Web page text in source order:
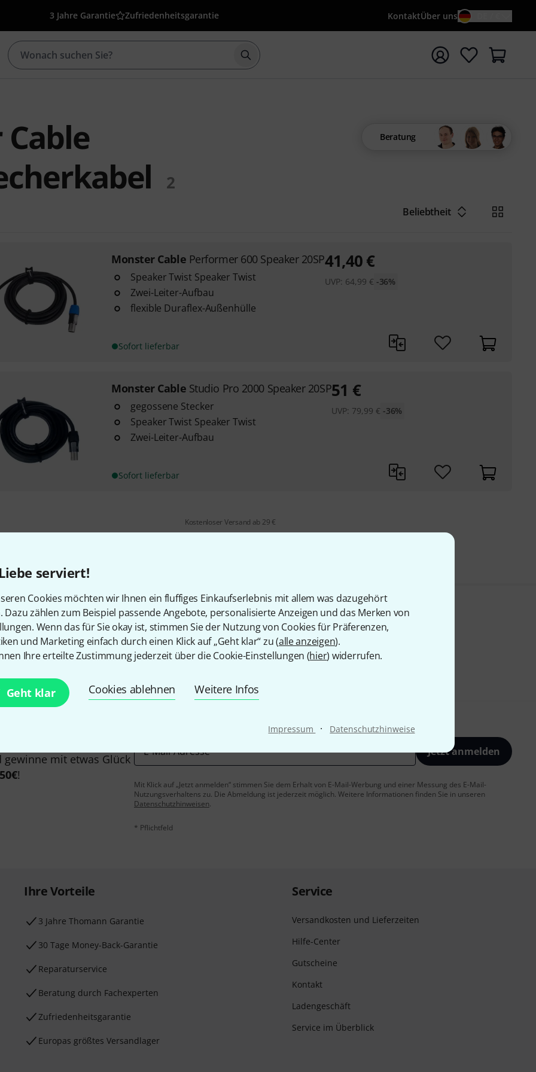
serviert!
Cookies möchten wir Ihnen ein fluffiges Einkaufserlebnis mit allem was dazugehört
Dazu zählen zum Beispiel passende Angebote, personalisierte Anzeigen und das Merken von
Wenn das für Sie okay ist, stimmen Sie der Nutzung von Cookies für Präferenzen,
und Marketing einfach durch einen Klick auf „Geht klar“ zu (alle anzeigen).
Ihre erteilte Zustimmung jederzeit über die Cookie-Einstellungen (hier) widerrufen.
Geht klar Cookies ablehnen Weitere Infos
Impressum · Datenschutzhinweise
3 Jahre Garantie Zufriedenheitsgarantie KontaktÜber uns
Suche mit Suchwort {searchTerm} starten
2
Beratung
Beliebtheit
Monster Cable Performer 600 Speaker 20SP
Speaker Twist Speaker Twist
Zwei-Leiter-Aufbau
flexible Duraflex-Außenhülle
Sofort lieferbar
41,40€
UVP: 64,99 € -36%
Monster Cable Studio Pro 2000 Speaker 20SP
gegossene Stecker
Speaker Twist Speaker Twist
Zwei-Leiter-Aufbau
Sofort lieferbar
51 €
UVP: 79,99 € -36%
Kostenloser Versand ab 29 €
Gefällt Ihnen, was Sie sehen?
Teilen Hilfe & Feedback
mit etwas Glück
50€!
E-Mail-Adresse* Jetzt anmelden
Mit Klick auf „Jetzt anmelden“ stimmen Sie dem Erhalt von E-Mail-Werbung und einer Messung des E-Mail-
Nutzungsverhaltens zu. Die Abmeldung ist jederzeit möglich. Weitere Informationen finden Sie in unseren
Datenschutzhinweisen.
* Pflichtfeld
Ihre Vorteile
3 Jahre Thomann Garantie
30 Tage Money-Back-Garantie
Reparaturservice
Beratung durch Fachexperten
Zufriedenheitsgarantie
Europas größtes Versandlager
Service
Versandkosten und Lieferzeiten
Hilfe-Center
Gutscheine
Kontakt
Ladengeschäft
Service im Überblick